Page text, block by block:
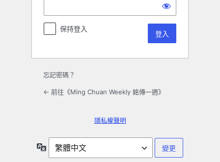
保持登入
忘記密碼？
← 前往《Ming Chuan Weekly 銘傳一週》
隱私權聲明
言